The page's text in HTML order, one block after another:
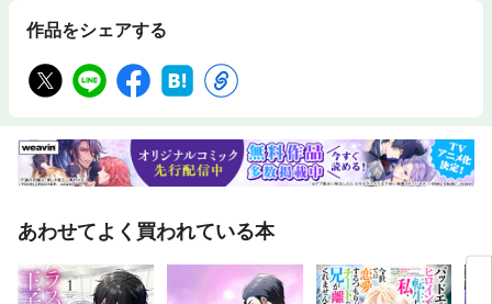
作品をシェアする
あわせてよく買われている本